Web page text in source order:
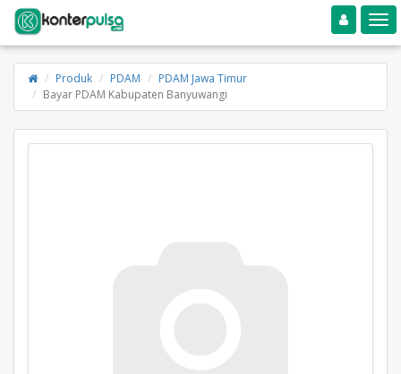
Toggle navigation
Produk PDAM
PDAM Jawa Timur
Bayar PDAM Kabupaten Banyuwangi